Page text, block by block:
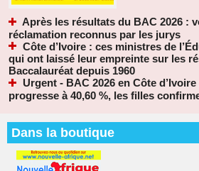
Après les résultats du BAC 2026 :
réclamation reconnus par les jurys
Côte d’Ivoire : ces ministres de
qui ont laissé leur empreinte sur les
Baccalauréat depuis 1960
Urgent - BAC 2026 en Côte
progresse à 40,60 %, les filles
Dans la boutique